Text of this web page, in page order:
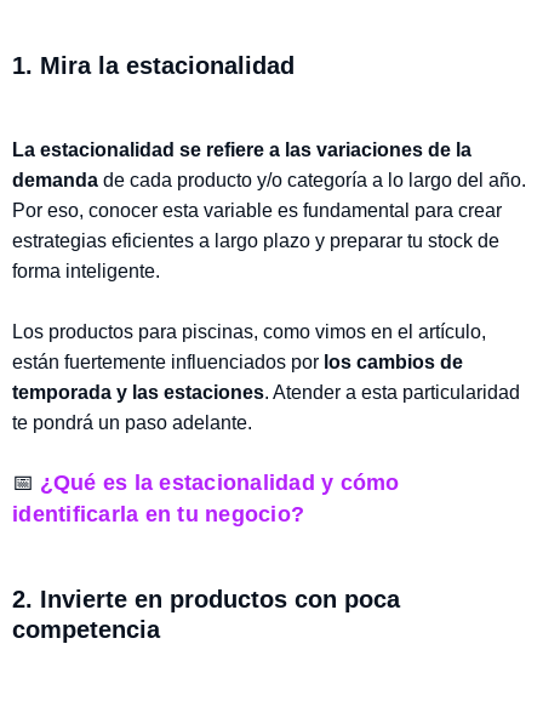
1. Mira la estacionalidad
La estacionalidad se refiere a las variaciones de la
demanda de cada producto y/o categoría a lo largo del año.
Por eso, conocer esta variable es fundamental para crear
estrategias eficientes a largo plazo y preparar tu stock de
forma inteligente.
Los productos para piscinas, como vimos en el artículo,
están fuertemente influenciados por los cambios de
temporada y las estaciones. Atender a esta particularidad
te pondrá un paso adelante.
📅 ¿Qué es la estacionalidad y cómo
identificarla en tu negocio?
2. Invierte en productos con poca
competencia